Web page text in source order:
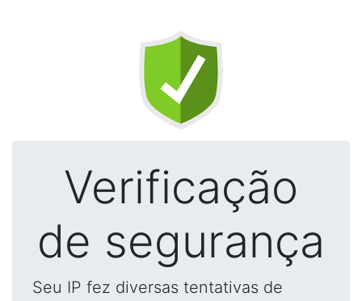
Verificação
de segurança
Seu IP fez diversas tentativas de